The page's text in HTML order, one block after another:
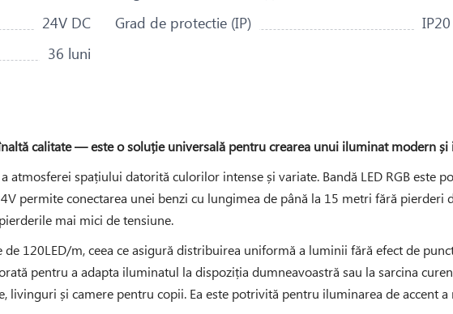
24V DC Grad de protectie (IP) IP20
36 luni
calitate — este o soluție universală pentru crearea unui iluminat modern
atmosferei spațiului datorită culorilor intense și variate. Bandă LED RGB
permite conectarea unei benzi cu lungimea de până la 15 metri fără
mai mici de tensiune.
de 120LED/m, ceea ce asigură distribuirea uniformă a luminii fără efect de
pentru a adapta iluminatul la dispoziția dumneavoastră sau la sarcina
livinguri și camere pentru copii. Ea este potrivită pentru iluminarea de accent